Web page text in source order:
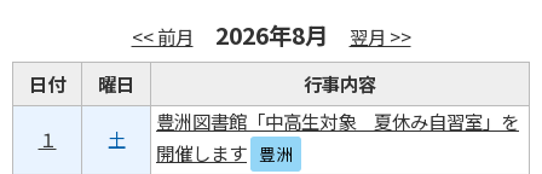
<< 前月 2026年8月
翌月 >>
日付
曜日 行事内容
１ 土
豊洲図書館「中高生対象 夏休み自習室」を
開催します 豊洲